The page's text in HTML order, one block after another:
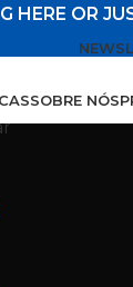
HERE OR
SOBRE NÓS